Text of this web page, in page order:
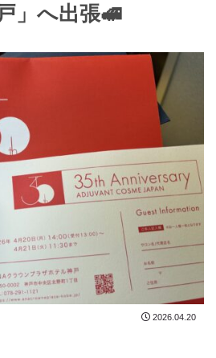
」へ出張🚅
2026.04.20